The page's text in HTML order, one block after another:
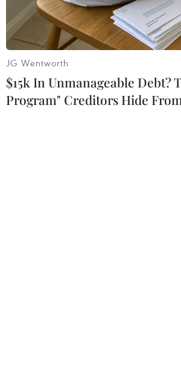
JG Wentworth
$15k In Unmanageable Debt?
Program" Creditors Hide